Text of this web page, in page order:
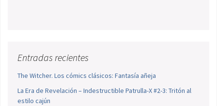
Entradas recientes
The Witcher. Los cómics clásicos: Fantasía añeja
La Era de Revelación – Indestructible Patrulla-X #2-3: Tritón al
estilo cajún